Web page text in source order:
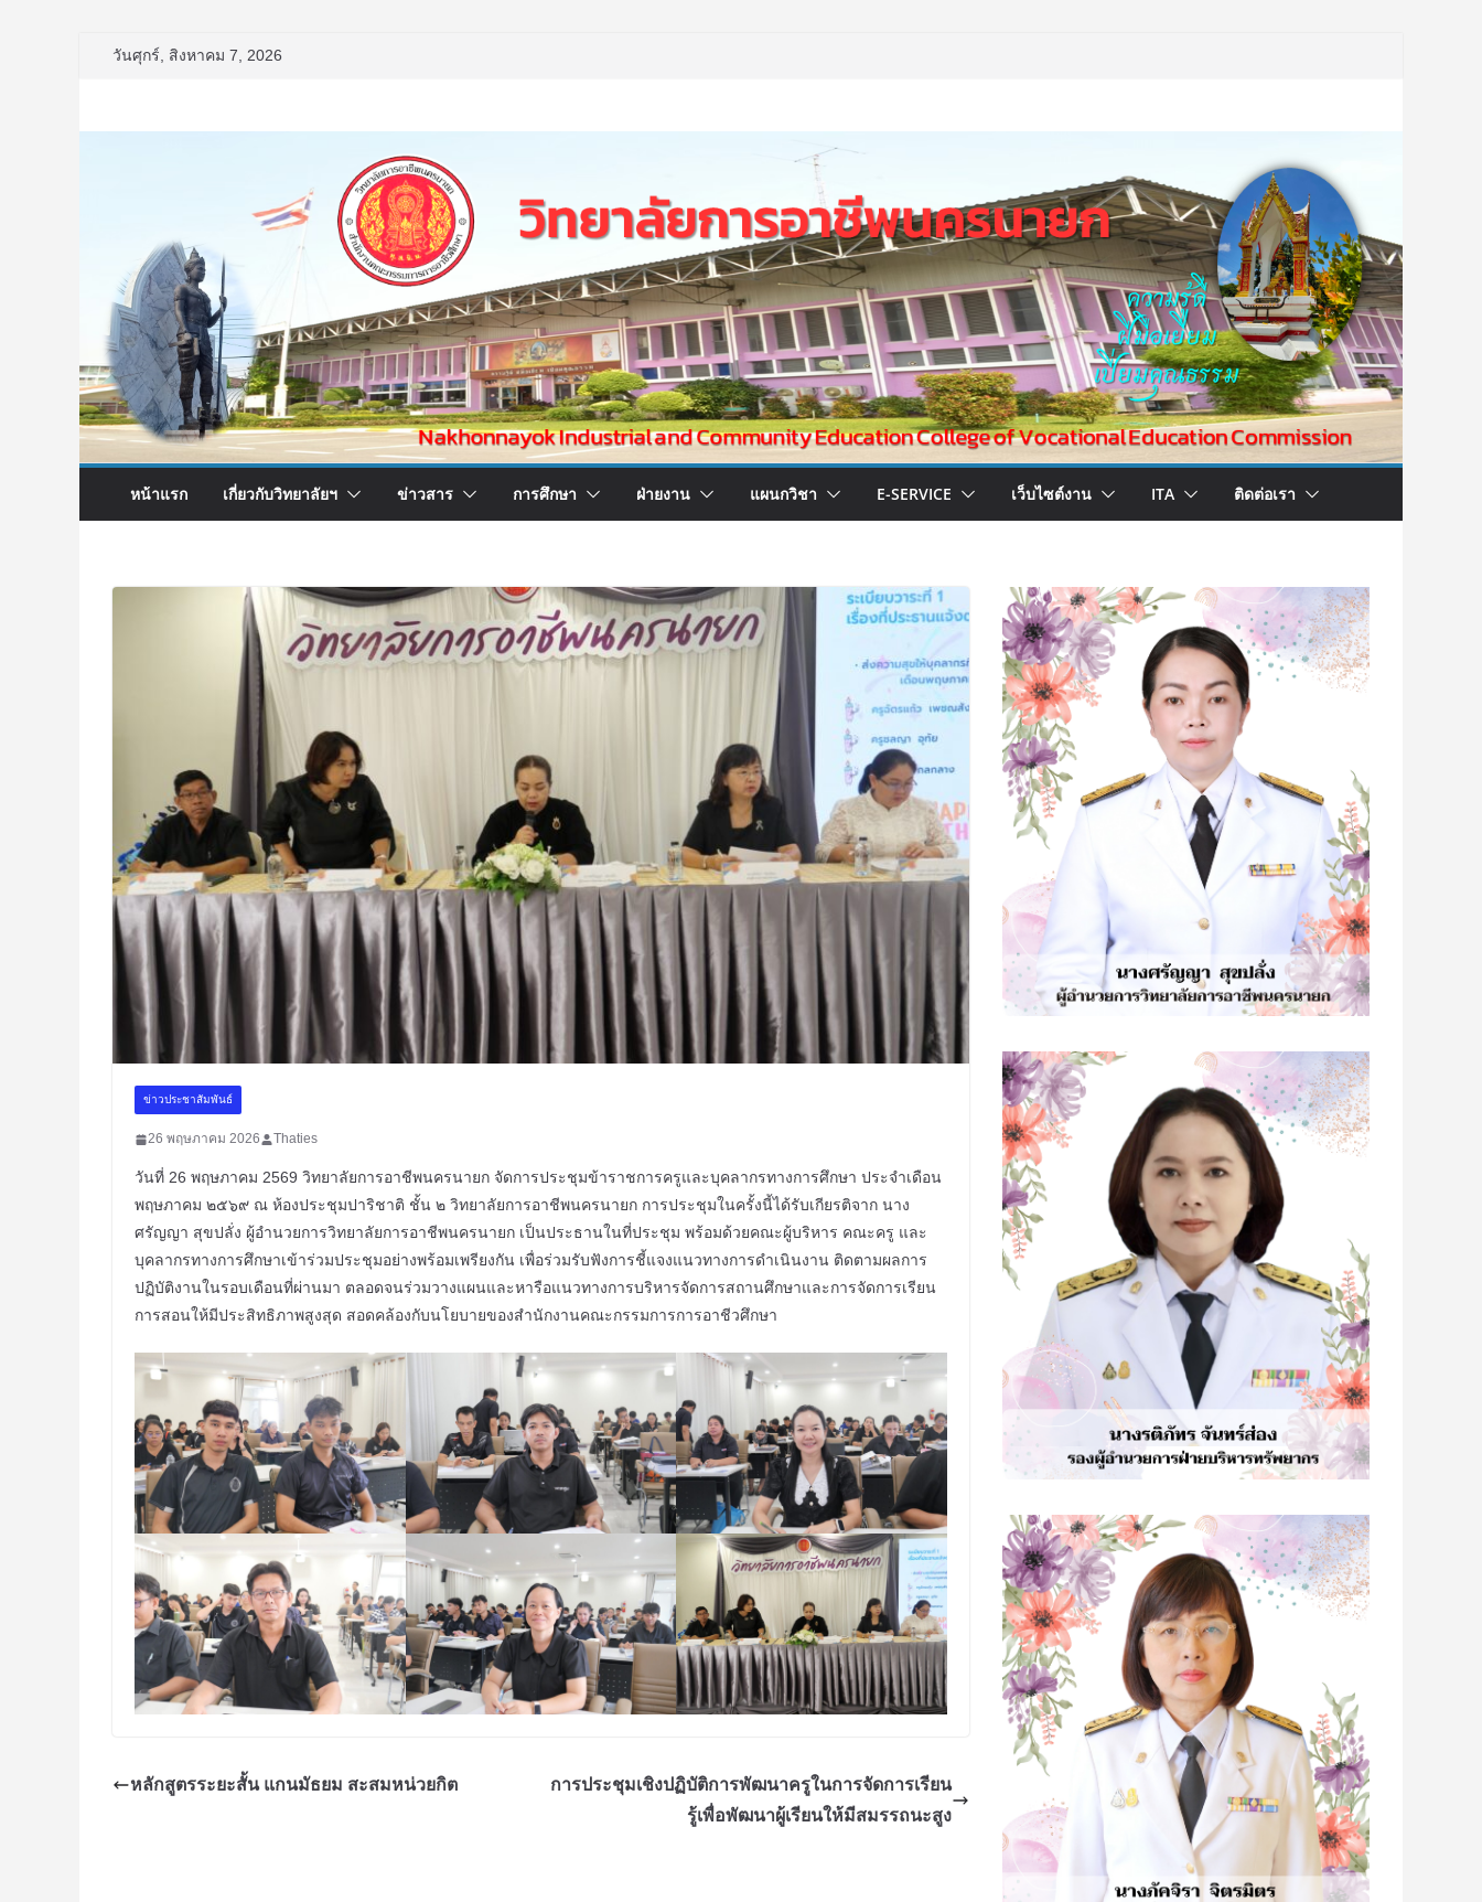
วันศุกร์, สิงหาคม 7, 2026
หน้าแรก เกี่ยวกับวิทยาลัยฯ ข่าวสาร การศึกษา ฝ่ายงาน แผนกวิชา E-SERVICE เว็บไซต์งาน ITA ติดต่อเรา
ข่าวประชาสัมพันธ์
26 พฤษภาคม 2026 Thaties
วันที่ 26 พฤษภาคม 2569 วิทยาลัยการอาชีพนครนายก จัดการประชุมข้าราชการครูและบุคลากรทางการศึกษา ประจำเดือน
พฤษภาคม ๒๕๖๙ ณ ห้องประชุมปาริชาติ ชั้น ๒ วิทยาลัยการอาชีพนครนายก การประชุมในครั้งนี้ได้รับเกียรติจาก นาง
ศรัญญา สุขปลั่ง ผู้อำนวยการวิทยาลัยการอาชีพนครนายก เป็นประธานในที่ประชุม พร้อมด้วยคณะผู้บริหาร คณะครู และ
บุคลากรทางการศึกษาเข้าร่วมประชุมอย่างพร้อมเพรียงกัน เพื่อร่วมรับฟังการชี้แจงแนวทางการดำเนินงาน ติดตามผลการ
ปฏิบัติงานในรอบเดือนที่ผ่านมา ตลอดจนร่วมวางแผนและหารือแนวทางการบริหารจัดการสถานศึกษาและการจัดการเรียน
การสอนให้มีประสิทธิภาพสูงสุด สอดคล้องกับนโยบายของสำนักงานคณะกรรมการการอาชีวศึกษา
หลักสูตรระยะสั้น แกนมัธยม สะสมหน่วยกิต
การประชุมเชิงปฏิบัติการพัฒนาครูในการจัดการเรียน
รู้เพื่อพัฒนาผู้เรียนให้มีสมรรถนะสูง